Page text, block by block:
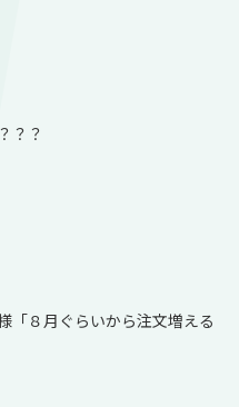
？？
「８月ぐらいから注文増える